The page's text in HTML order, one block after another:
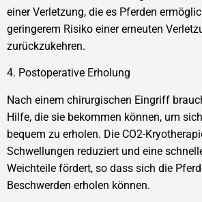
einer Verletzung, die es Pferden
geringerem Risiko einer erneuten
zurückzukehren.
4. Postoperative Erholung
Nach einem chirurgischen Eingriff
Hilfe, die sie bekommen können, um
bequem zu erholen. Die CO2-
Schwellungen reduziert und eine
Weichteile fördert, so dass sich die
Beschwerden erholen können.